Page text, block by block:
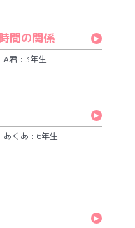
間の関係
A君 : 3年生
あくあ : 6年生